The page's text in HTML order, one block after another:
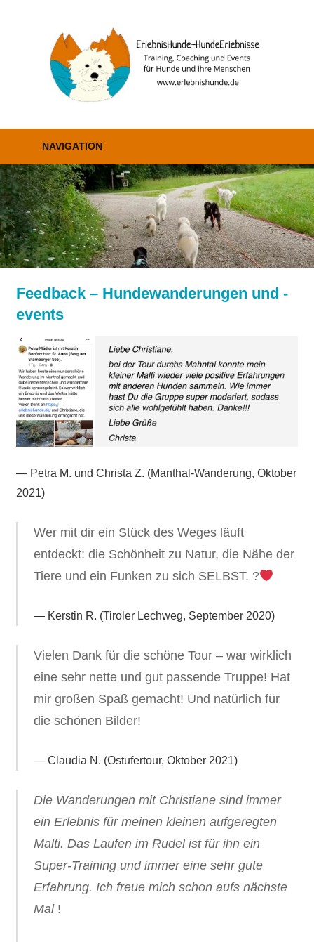
Coaching
Events
NAVIGATION
Feedback – Hundewanderungen und -
events
— Petra M. und Christa Z. (Manthal-Wanderung, Oktober
2021)
Wer mit dir ein Stück des Weges läuft
entdeckt: die Schönheit zu Natur, die Nähe der
Tiere und ein Funken zu sich SELBST. ?
Kerstin R. (Tiroler Lechweg, September 2020)
Vielen Dank für die schöne Tour – war wirklich
eine sehr nette und gut passende Truppe! Hat
mir großen Spaß gemacht! Und natürlich für
die schönen Bilder!
Claudia N. (Ostufertour, Oktober 2021)
Die Wanderungen mit Christiane sind immer
ein Erlebnis für meinen kleinen aufgeregten
Malti. Das Laufen im Rudel ist für ihn ein
Super-Training und immer eine sehr gute
Erfahrung. Ich freue mich schon aufs nächste
Mal !